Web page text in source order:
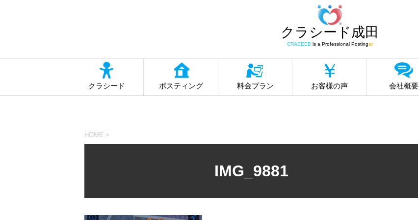
クラシード成田
CRACEEDis a Professional Postinger
クラシード ポスティング 料金プラン お客様の声 会社概要
HOME >
IMG_9881